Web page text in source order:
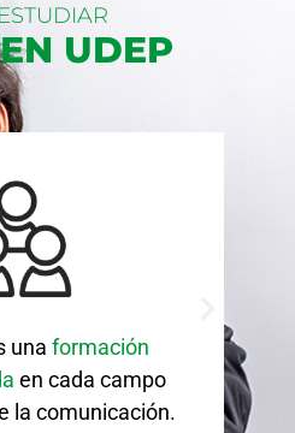
UDEP
unaformación
en cada campo
la comunicación.